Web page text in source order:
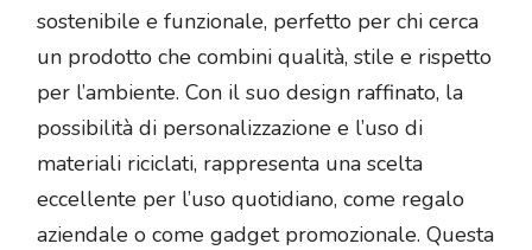
sostenibile e funzionale, perfetto per chi cerca
un prodotto che combini qualità, stile e rispetto
per l’ambiente. Con il suo design raffinato, la
possibilità di personalizzazione e l’uso di
materiali riciclati, rappresenta una scelta
eccellente per l’uso quotidiano, come regalo
aziendale o come gadget promozionale. Questa